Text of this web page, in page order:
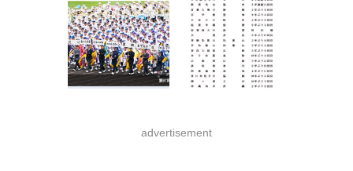
advertisement